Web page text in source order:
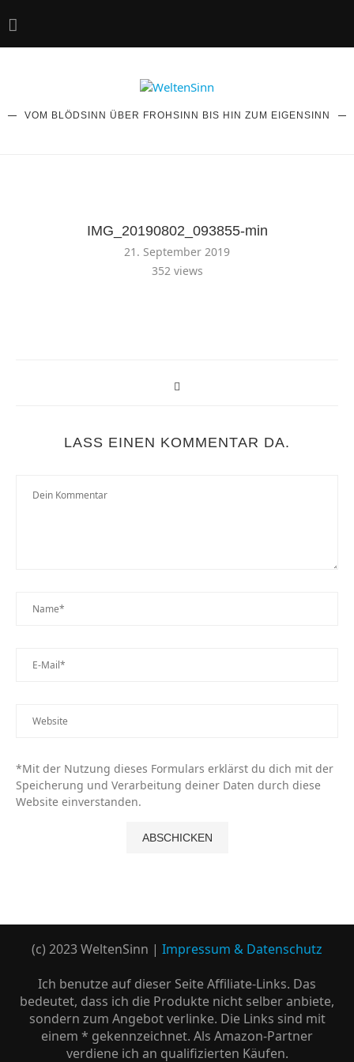
VOM BLÖDSINN ÜBER FROHSINN BIS HIN ZUM EIGENSINN
IMG_20190802_093855-min
21. September 2019
352views
LASS EINEN KOMMENTAR DA.
*Mit der Nutzung dieses Formulars erklärst du dich mit der
Speicherung und Verarbeitung deiner Daten durch diese
Website einverstanden.
(c) 2023 WeltenSinn | Impressum & Datenschutz
Ich benutze auf dieser Seite Affiliate-Links. Das
bedeutet, dass ich die Produkte nicht selber anbiete,
sondern zum Angebot verlinke. Die Links sind mit
einem * gekennzeichnet. Als Amazon-Partner
verdiene ich an qualifizierten Käufen.